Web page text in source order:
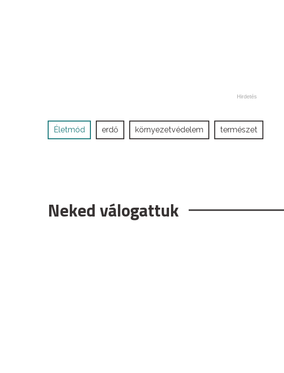
Életmód erdő környezetvédelem természet
Neked válogattuk